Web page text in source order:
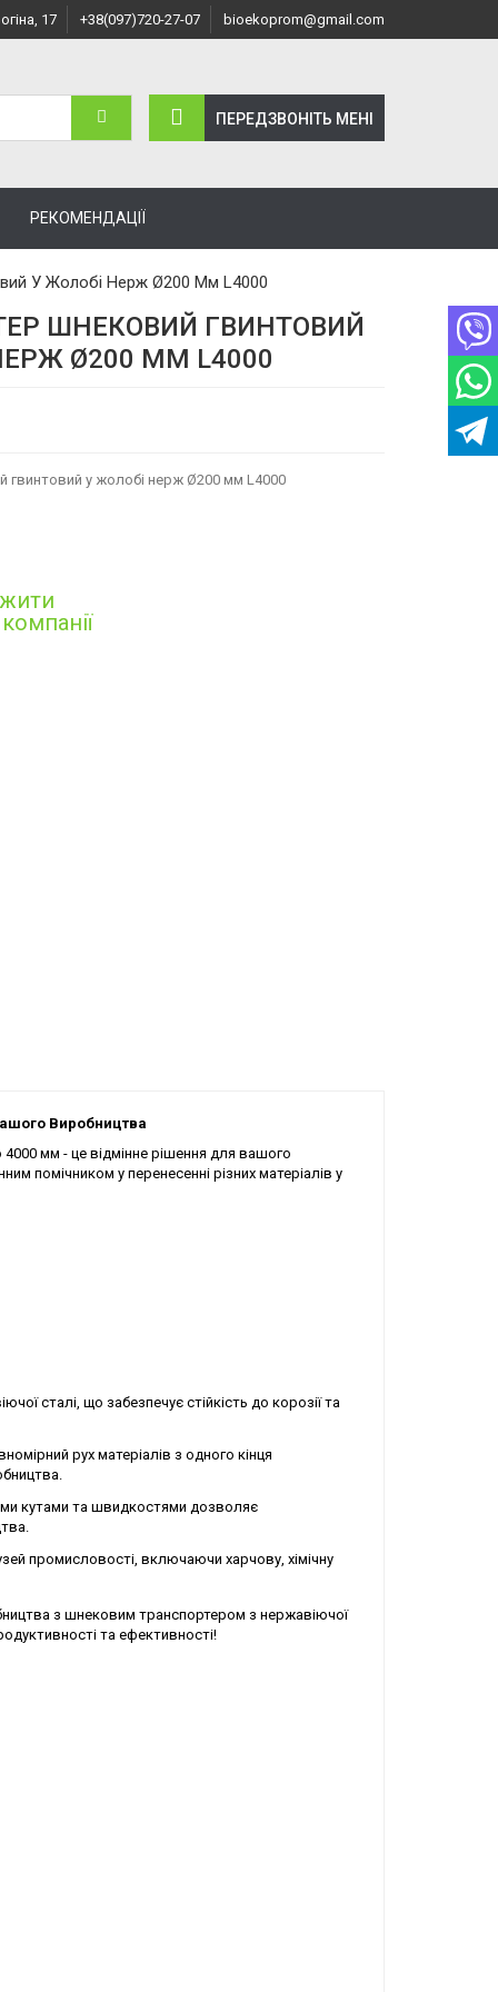
17 +38(097)720-27-07 bioekoprom@gmail.com
ПЕРЕДЗВОНІТЬ МЕНI
РЕКОМЕНДАЦІЇ
У Жолобі Нерж Ø200 Мм L4000
ШНЕКОВИЙ ГВИНТОВИЙ
Ø200 ММ L4000
гвинтовий у жолобі нерж Ø200 мм L4000
Виробництва
мм - це відмінне рішення для вашого
помічником у перенесенні різних матеріалів у
сталі, що забезпечує стійкість до корозії та
рух матеріалів з одного кінця
кутами та швидкостями дозволяє
промисловості, включаючи харчову, хімічну
з шнековим транспортером з нержавіючої
та ефективності!